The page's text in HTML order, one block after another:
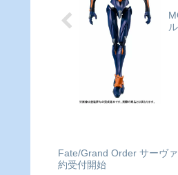
Fate/Grand Order サーヴ
約受付開始